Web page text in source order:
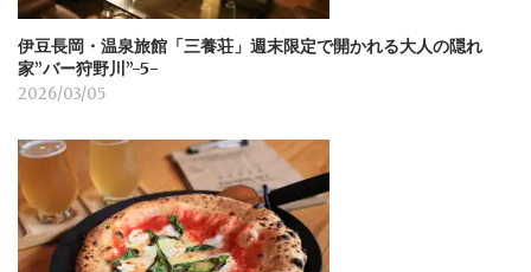
伊豆長岡・温泉旅館「三養荘」週末限定で開かれる大人の隠れ
家”バー狩野川”-5-
2026/03/05